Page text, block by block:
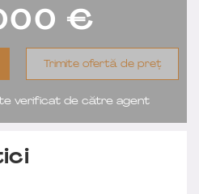
€
Trimite ofertă de preț
verificat de către agent